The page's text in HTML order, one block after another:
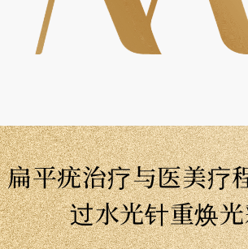
扁平疣治疗与医美疗
过水光针重焕